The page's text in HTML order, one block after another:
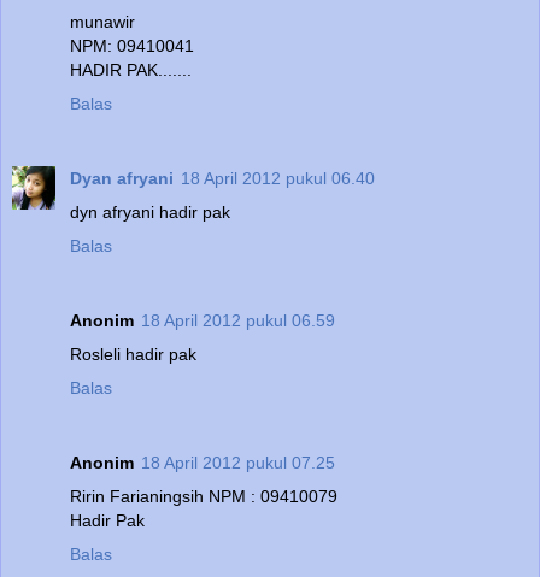
munawir
NPM: 09410041
HADIR PAK.......
Balas
Dyan afryani 18 April 2012 pukul 06.40
dyn afryani hadir pak
Balas
Anonim 18 April 2012 pukul 06.59
Rosleli hadir pak
Balas
Anonim 18 April 2012 pukul 07.25
Ririn Farianingsih NPM : 09410079
Hadir Pak
Balas